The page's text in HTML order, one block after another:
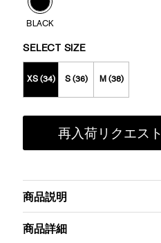
BLACK
SELECT SIZE
XS (34) S (36) M (38)
再入荷リクエスト
商品説明
商品詳細